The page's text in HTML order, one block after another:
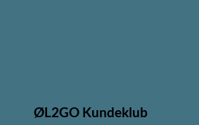
ØL2GO Kundeklub